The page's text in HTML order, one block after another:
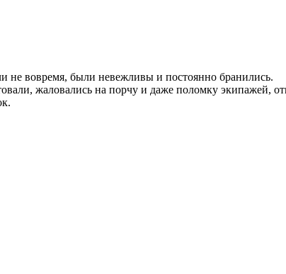
не вовремя, были невежливы и постоянно бранились.
жаловались на порчу и даже поломку экипажей,